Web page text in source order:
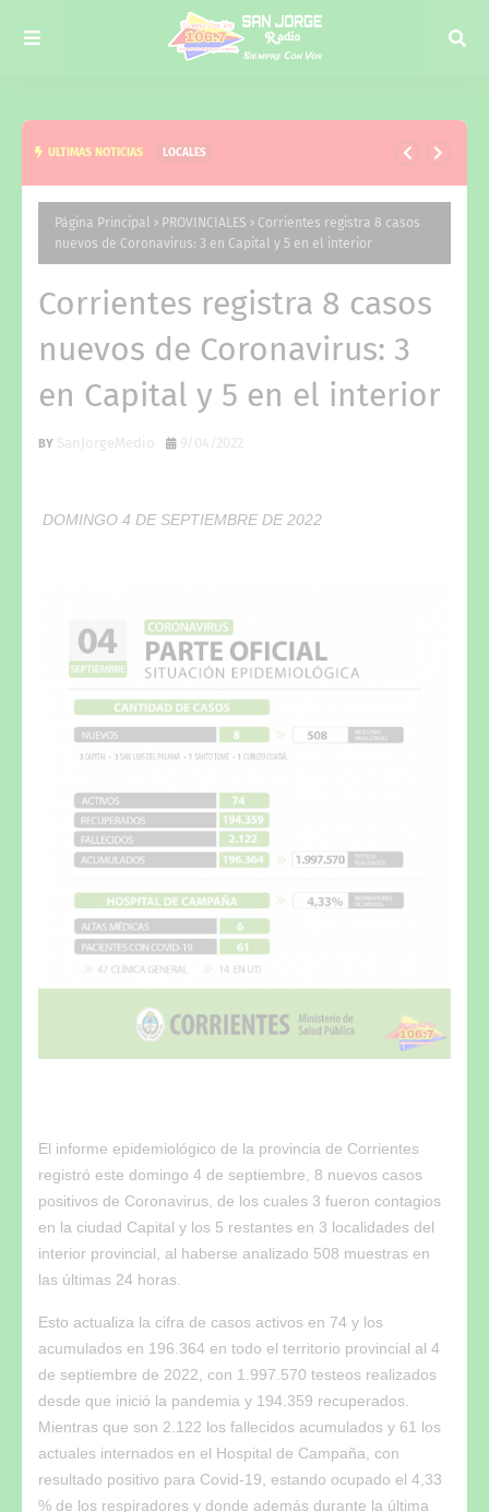
ULTIMAS NOTICIAS LOCALES
A CURUZÚ CUATIÁ Y DEL TRABAJO CONJUNTO CON
VERÓNICA ESPÍNDOLA
Página Principal PROVINCIALES
Corrientes registra 8 casos
nuevos de Coronavirus: 3 en Capital y 5 en el interior
Corrientes registra 8 casos
nuevos de Coronavirus: 3
en Capital y 5 en el interior
SanJorgeMedio 9/04/2022
DOMINGO 4 DE SEPTIEMBRE DE 2022
El informe epidemiológico de la provincia de Corrientes
registró este domingo 4 de septiembre, 8 nuevos casos
positivos de Coronavirus, de los cuales 3 fueron contagios
en la ciudad Capital y los 5 restantes en 3 localidades del
interior provincial, al haberse analizado 508 muestras en
las últimas 24 horas.
Esto actualiza la cifra de casos activos en 74 y los
acumulados en 196.364 en todo el territorio provincial al 4
de septiembre de 2022, con 1.997.570 testeos realizados
desde que inició la pandemia y 194.359 recuperados.
Mientras que son 2.122 los fallecidos acumulados y 61 los
actuales internados en el Hospital de Campaña, con
resultado positivo para Covid-19, estando ocupado el 4,33
% de los respiradores y donde además durante la última